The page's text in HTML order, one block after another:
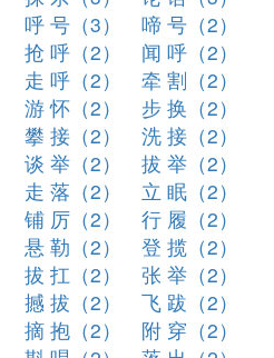
呼 号（3）
啼 号（2）
抢 呼（2）
闻 呼（2）
走 呼（2）
牵 割（2）
游 怀（2）
步 换（2）
攀 接（2）
洗 接（2）
谈 举（2）
拔 举（2）
走 落（2）
立 眠（2）
铺 厉（2）
行 履（2）
悬 勒（2）
登 揽（2）
拔 扛（2）
张 举（2）
撼 拔（2）
飞 跋（2）
摘 抱（2）
附 穿（2）